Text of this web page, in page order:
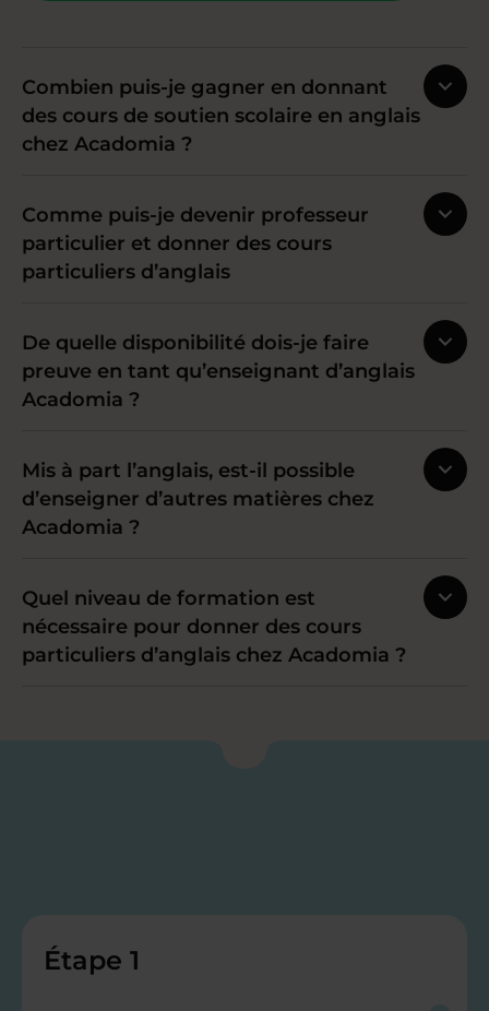
Combien puis-je gagner en donnant
des cours de soutien scolaire en anglais
chez Acadomia ?
Comme puis-je devenir professeur
particulier et donner des cours
particuliers d’anglais
De quelle disponibilité dois-je faire
preuve en tant qu’enseignant d’anglais
Acadomia ?
Mis à part l’anglais, est-il possible
d’enseigner d’autres matières chez
Acadomia ?
Quel niveau de formation est
nécessaire pour donner des cours
particuliers d’anglais chez Acadomia ?
Étape 1